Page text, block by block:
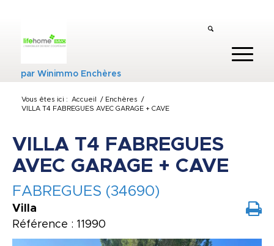
parWinimmo Enchères
Vous êtes ici : Accueil / Enchères
/
VILLA T4 FABREGUES AVEC GARAGE + CAVE
VILLA T4 FABREGUES
AVEC GARAGE + CAVE
FABREGUES (34690)
Villa
Référence : 11990